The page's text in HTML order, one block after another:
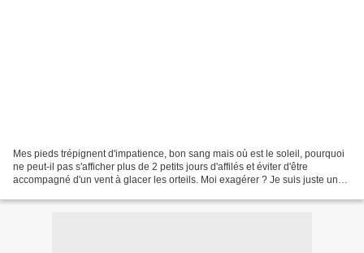
Mes pieds trépignent d'impatience, bon sang mais où est le soleil, pourquoi
ne peut-il pas s'afficher plus de 2 petits jours d'affilés et éviter d'être
accompagné d'un vent à glacer les orteils. Moi exagérer ? Je suis juste une